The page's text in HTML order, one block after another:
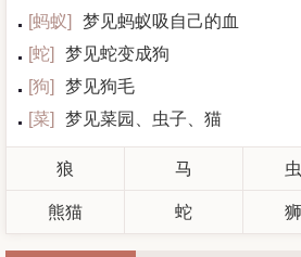
[蚂蚁]
梦见蚂蚁吸自己的血
[蛇]
梦见蛇变成狗
[狗]
梦见狗毛
[菜] 梦见菜园、虫子、猫
狼 马
熊猫 蛇